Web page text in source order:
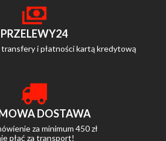
PRZELEWY24
i płatności kartą kredytową
DOSTAWA
za minimum 450 zł
płać za transport!